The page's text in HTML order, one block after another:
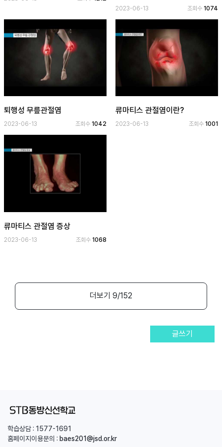
2023-06-13 조회수 1074
퇴행성 무릎관절염
2023-06-13 조회수1042
류마티스 관절염이란?
2023-06-13 조회수 1001
류마티스 관절염 증상
2023-06-13 조회수1068
더보기 9/152
글쓰기
학습상담 : 1577-1691
홈페이지이용문의 : baes201@jsd.or.kr